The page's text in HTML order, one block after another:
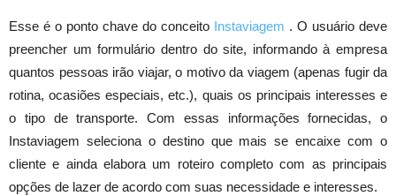
Esse é o ponto chave do conceito Instaviagem . O usuário deve
preencher um formulário dentro do site, informando à empresa
quantos pessoas irão viajar, o motivo da viagem (apenas fugir da
rotina, ocasiões especiais, etc.), quais os principais interesses e
o tipo de transporte. Com essas informações fornecidas, o
Instaviagem seleciona o destino que mais se encaixe com o
cliente e ainda elabora um roteiro completo com as principais
opções de lazer de acordo com suas necessidade e interesses.